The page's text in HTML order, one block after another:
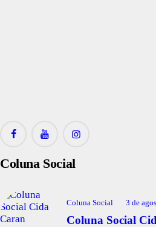
Coluna Social
Coluna Social 3 de
Coluna Social